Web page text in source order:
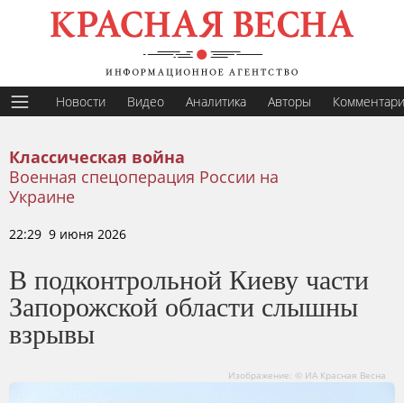
Новости Видео Аналитика Авторы
Классическая война
Военная спецоперация России на
Украине
22:29 9 июня 2026
В подконтрольной Киеву части
Запорожской области слышны
взрывы
Изображение: © ИА Красная Весна